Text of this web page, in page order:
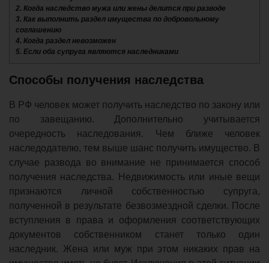
2. Когда наследство мужа или жены делится при разводе
3. Как выполнить раздел имущества по добровольному
соглашению
4. Когда раздел невозможен
5. Если оба супруга являются наследниками
Способы получения наследства
В РФ человек может получить наследство по закону или
по завещанию. Дополнительно учитывается
очередность наследования. Чем ближе человек
наследодателю, тем выше шанс получить имущество. В
случае развода во внимание не принимается способ
получения наследства. Недвижимость или иные вещи
признаются личной собственностью супруга,
полученной в результате безвозмездной сделки. После
вступления в права и оформления соответствующих
документов собственником станет только один
наследник. Жена или муж при этом никаких прав на